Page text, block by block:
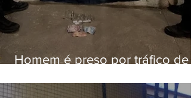
Homem é preso por tráfico de